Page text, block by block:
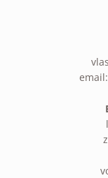
email: